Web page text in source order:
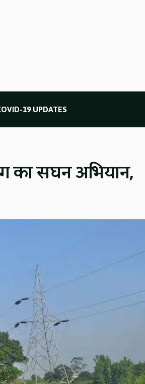
19 UPDATES
का सघन अभियान,